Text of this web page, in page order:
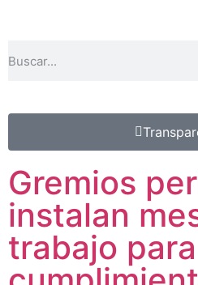
Gremios
instalan
trabajo